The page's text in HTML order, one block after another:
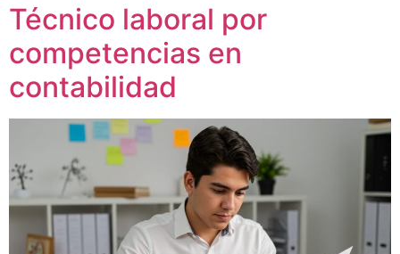
Técnico laboral por
competencias en
contabilidad